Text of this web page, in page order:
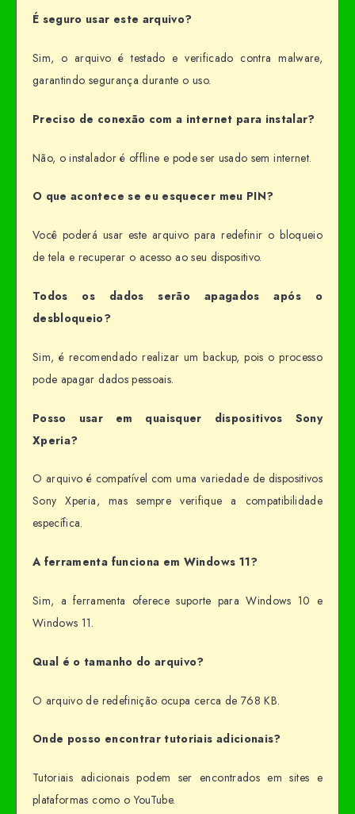
É seguro usar este arquivo?
Sim, o arquivo é testado e verificado contra malware,
garantindo segurança durante o uso.
Preciso de conexão com a internet para instalar?
Não, o instalador é offline e pode ser usado sem internet.
O que acontece se eu esquecer meu PIN?
Você poderá usar este arquivo para redefinir o bloqueio
de tela e recuperar o acesso ao seu dispositivo.
Todos os dados serão apagados após o
desbloqueio?
Sim, é recomendado realizar um backup, pois o processo
pode apagar dados pessoais.
Posso usar em quaisquer dispositivos Sony
Xperia?
O arquivo é compatível com uma variedade de dispositivos
Sony Xperia, mas sempre verifique a compatibilidade
específica.
A ferramenta funciona em Windows 11?
Sim, a ferramenta oferece suporte para Windows 10 e
Windows 11.
Qual é o tamanho do arquivo?
O arquivo de redefinição ocupa cerca de 768 KB.
Onde posso encontrar tutoriais adicionais?
Tutoriais adicionais podem ser encontrados em sites e
plataformas como o YouTube.